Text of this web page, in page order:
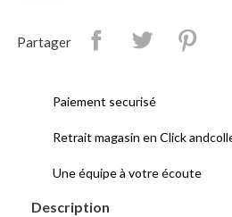
Partager
Paiement securisé
Retrait magasin en Click
Une équipe à votre écoute
Description